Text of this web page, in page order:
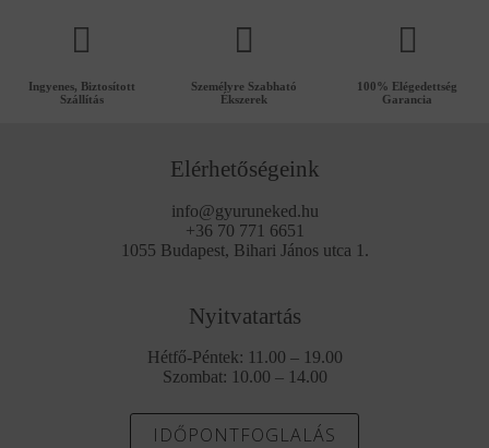
Ingyenes, Biztosított
Szállítás
Személyre Szabható
Ékszerek
100% Elégedettség
Garancia
Elérhetőségeink
info@gyuruneked.hu
+36 70 771 6651
1055 Budapest, Bihari János utca 1.
Nyitvatartás
Hétfő-Péntek: 11.00 – 19.00
Szombat: 10.00 – 14.00
IDŐPONTFOGLALÁS